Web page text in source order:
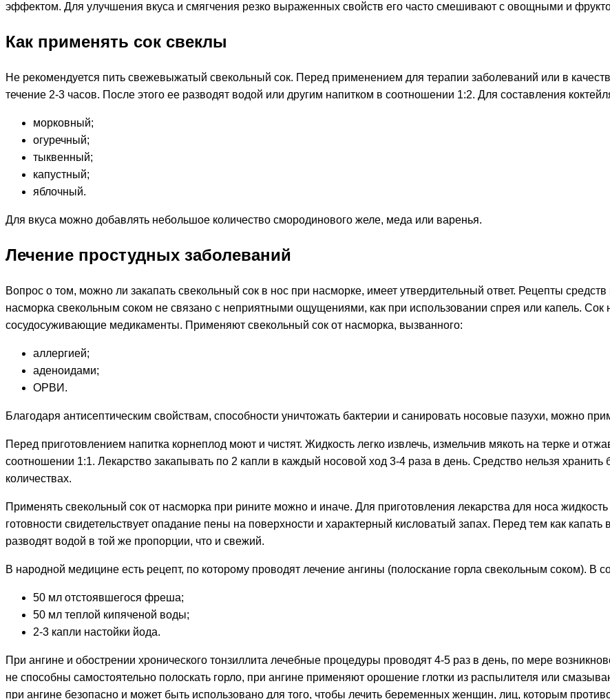
эффектом. Для улучшения вкуса и смягчения резко выраженных свойств его часто смешивают с овощными и
Как применять сок свеклы
Не рекомендуется пить свежевыжатый свекольный сок. Перед применением для терапии заболеваний или в
течение 2-3 часов. После этого ее разводят водой или другим напитком в соотношении 1:2. Для составления
морковный;
огуречный;
тыквенный;
капустный;
яблочный.
Для вкуса можно добавлять небольшое количество смородинового желе, меда или варенья.
Лечение простудных заболеваний
Вопрос о том, можно ли закапать свекольный сок в нос при насморке, имеет утвердительный ответ. Рецепты
насморка свекольным соком не связано с неприятными ощущениями, как при использовании спрея или капель. Сок
сосудосуживающие медикаменты. Применяют свекольный сок от насморка, вызванного:
аллергией;
аденоидами;
ОРВИ.
Благодаря антисептическим свойствам, способности уничтожать бактерии и санировать носовые пазухи, можно
Перед приготовлением напитка корнеплод моют и чистят. Жидкость легко извлечь, измельчив мякоть на терке и
соотношении 1:1. Лекарство закапывать по 2 капли в каждый носовой ход 3-4 раза в день. Средство нельзя хранить
количествах.
Применять свекольный сок от насморка при рините можно и иначе. Для приготовления лекарства для носа
готовности свидетельствует опадание пены на поверхности и характерный кисловатый запах. Перед тем как
разводят водой в той же пропорции, что и свежий.
В народной медицине есть рецепт, по которому проводят лечение ангины (полоскание горла свекольным соком). В
50 мл отстоявшегося фреша;
50 мл теплой кипяченой воды;
2-3 капли настойки йода.
При ангине и обострении хронического тонзиллита лечебные процедуры проводят 4-5 раз в день, по мере
не способны самостоятельно полоскать горло, при ангине применяют орошение глотки из распылителя или
при ангине безопасно и может быть использовано для того, чтобы лечить беременных женщин, лиц, которым